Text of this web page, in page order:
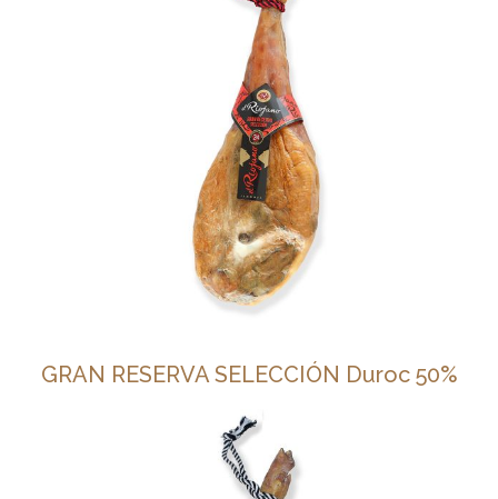
GRAN RESERVA SELECCIÓN Duroc 50%